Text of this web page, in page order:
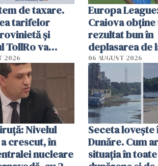
de taxare.
tarifelor
şi
TollRo va
1 octombrie
2026
Europa
Craiova obține
rezultat bun în
deplasarea de
06 AUGUST 2026
Nivelul
crescut, în
nucleare
Seceta
Dunăre. Cum
situația în